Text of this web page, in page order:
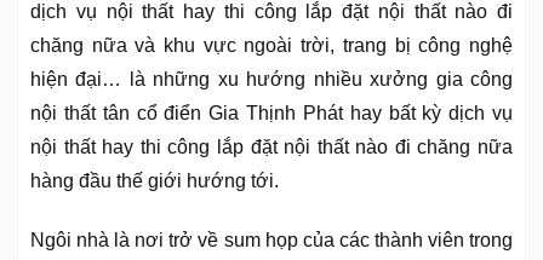
dịch vụ nội thất hay thi công lắp đặt nội thất nào đi
chăng nữa và khu vực ngoài trời, trang bị công nghệ
hiện đại… là những xu hướng nhiều xưởng gia công
nội thất tân cổ điển Gia Thịnh Phát hay bất kỳ dịch vụ
nội thất hay thi công lắp đặt nội thất nào đi chăng nữa
hàng đầu thế giới hướng tới.
Ngôi nhà là nơi trở về sum họp của các thành viên trong